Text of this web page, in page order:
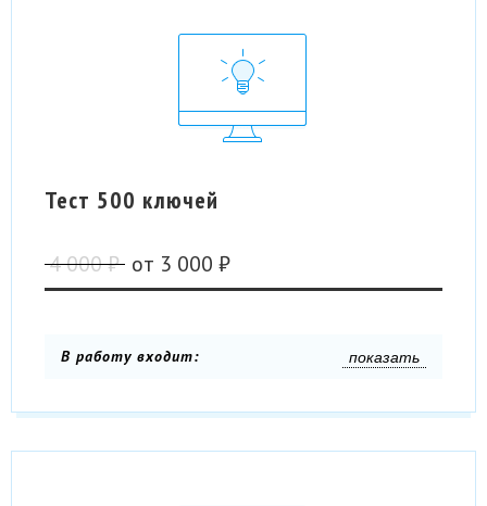
Тест 500 ключей
4 000 ₽ от 3 000 ₽
В работу входит: показать